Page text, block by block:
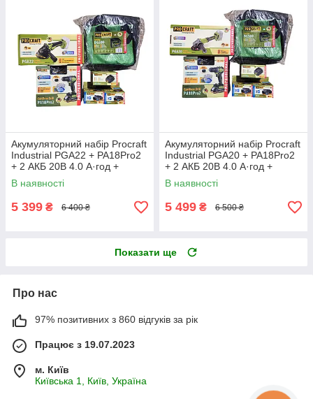
Акумуляторний набір Procraft
Industrial PGA22 + PA18Pro2
+ 2 АКБ 20В 4.0 А·год +
Зарядний пристрій
Charger20/1 Eco + Сумка
BG500
В наявності
5 399 ₴ 6 400 ₴
Акумуляторний набір Procraft
Industrial PGA20 + PA18Pro2
+ 2 АКБ 20В 4.0 А·год +
Зарядний пристрій
Charger20/1 Eco + Сумка
BG500
В наявності
5 499 ₴ 6 500 ₴
Показати ще
Про нас
97% позитивних з 860 відгуків за рік
Працює з 19.07.2023
м. Київ
Київська 1, Київ, Україна